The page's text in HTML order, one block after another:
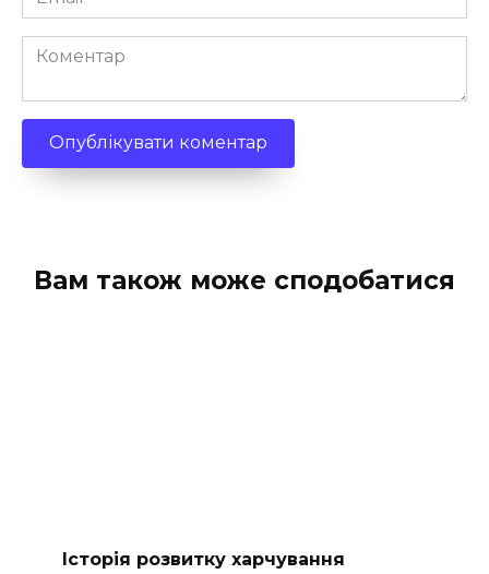
*
Коментар
Вам також може сподобатися
Історія розвитку харчування